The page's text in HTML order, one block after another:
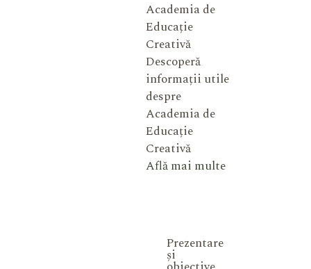
Academia de
Educație
Creativă
Descoperă
informații utile
despre
Academia de
Educație
Creativă
Află mai multe
Prezentare
și